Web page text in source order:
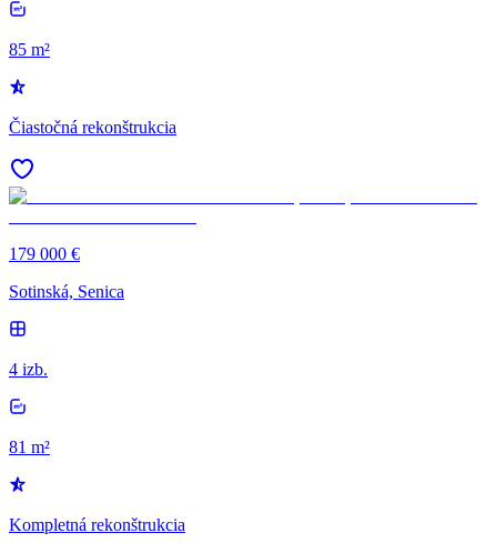
85 m²
Čiastočná rekonštrukcia
179 000 €
Sotinská, Senica
4 izb.
81 m²
Kompletná rekonštrukcia